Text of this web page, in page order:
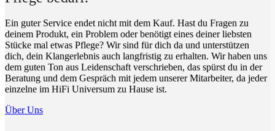
Ein guter Service endet nicht mit dem Kauf. Hast du Fragen zu
deinem Produkt, ein Problem oder benötigt eines deiner liebsten
Stücke mal etwas Pflege? Wir sind für dich da und unterstützen
dich, dein Klangerlebnis auch langfristig zu erhalten. Wir haben uns
dem guten Ton aus Leidenschaft verschrieben, das spürst du in der
Beratung und dem Gespräch mit jedem unserer Mitarbeiter, da jeder
einzelne im HiFi Universum zu Hause ist.
Über Uns